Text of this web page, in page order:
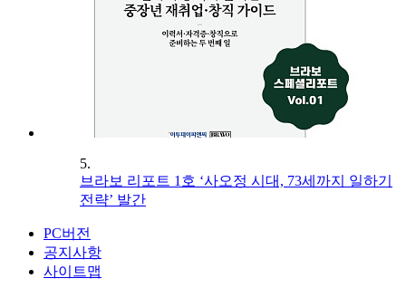
5.
브라보 리포트 1호 ‘사오정 시대, 73세까지 일하기
전략’ 발간
PC버전
공지사항
사이트맵